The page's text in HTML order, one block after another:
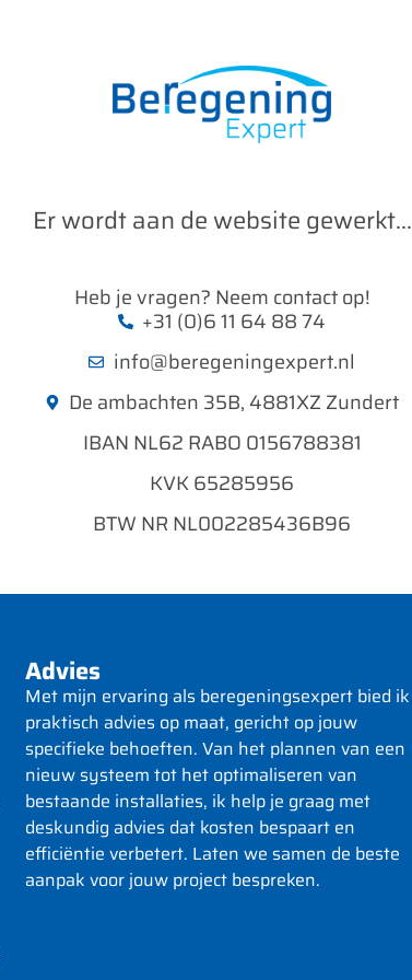
Er wordt aan de website gewerkt...
Heb je vragen? Neem contact op!
+31 (0)6 11 64 88 74
info@beregeningexpert.nl
De ambachten 35B, 4881XZ Zundert
IBAN NL62 RABO 0156788381
KVK 65285956
BTW NR NL002285436B96
Advies
Met mijn ervaring als beregeningsexpert bied ik
praktisch advies op maat, gericht op jouw
specifieke behoeften. Van het plannen van een
nieuw systeem tot het optimaliseren van
bestaande installaties, ik help je graag met
deskundig advies dat kosten bespaart en
efficiëntie verbetert. Laten we samen de beste
aanpak voor jouw project bespreken.